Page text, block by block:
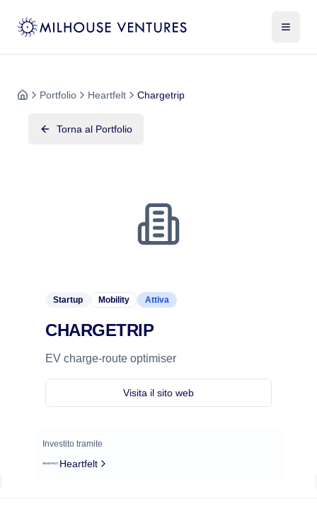
Portfolio Heartfelt Chargetrip
Torna al Portfolio
Startup Mobility Attiva
CHARGETRIP
EV charge-route optimiser
Visita il sito web
Investito tramite
Heartfelt